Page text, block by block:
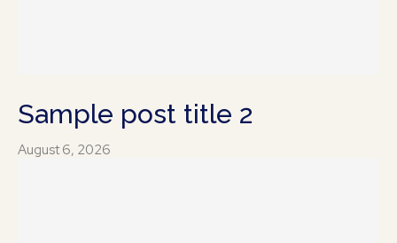
Sample post title 2
August 6, 2026